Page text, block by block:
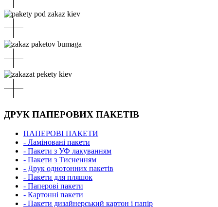
ДРУК ПАПЕРОВИХ ПАКЕТІВ
ПАПЕРОВІ ПАКЕТИ
- Ламіновані пакети
- Пакети з УФ лакуванням
- Пакети з Тисненням
- Друк однотонних пакетів
- Пакети для пляшок
- Паперові пакети
- Картонні пакети
- Пакети дизайнерський картон і папір